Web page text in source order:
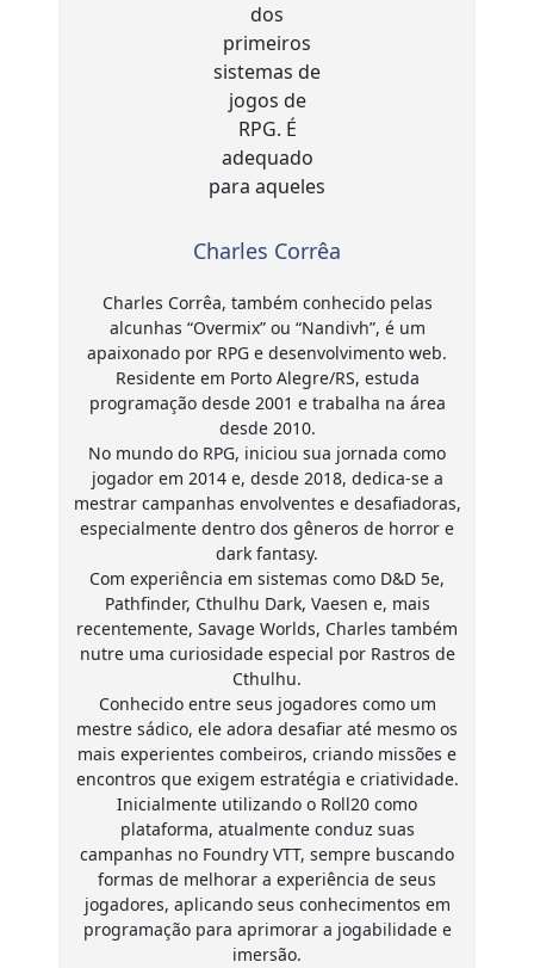
Charles Corrêa
Charles Corrêa, também conhecido pelas
alcunhas “Overmix” ou “Nandivh”, é um
apaixonado por RPG e desenvolvimento web.
Residente em Porto Alegre/RS, estuda
programação desde 2001 e trabalha na área
desde 2010.
No mundo do RPG, iniciou sua jornada como
jogador em 2014 e, desde 2018, dedica-se a
mestrar campanhas envolventes e desafiadoras,
especialmente dentro dos gêneros de horror e
dark fantasy.
Com experiência em sistemas como D&D 5e,
Pathfinder, Cthulhu Dark, Vaesen e, mais
recentemente, Savage Worlds, Charles também
nutre uma curiosidade especial por Rastros de
Cthulhu.
Conhecido entre seus jogadores como um
mestre sádico, ele adora desafiar até mesmo os
mais experientes combeiros, criando missões e
encontros que exigem estratégia e criatividade.
Inicialmente utilizando o Roll20 como
plataforma, atualmente conduz suas
campanhas no Foundry VTT, sempre buscando
formas de melhorar a experiência de seus
jogadores, aplicando seus conhecimentos em
programação para aprimorar a jogabilidade e
imersão.